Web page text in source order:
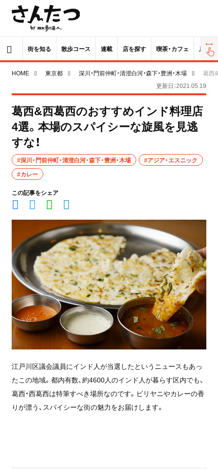
街を知る 散歩コース 連載 店を探す 喫茶・カフェ 居酒屋
HOME 東京都 深川・門前仲町・清澄白河・森下・豊洲・木場
葛西
更新日：2021.05.19
葛西&西葛西のおすすめインド料理店
4選。本場のスパイシーな旋風を見逃
すな！
#深川・門前仲町・清澄白河・森下・豊洲・木場
#アジア・エスニック
#カレー
この記事をシェア
江戸川区議会議員にインド人が当選したというニュースもあっ
たこの地域。都内有数、約4600人のインド人が暮らす区内でも、
葛西・西葛西は特筆すべき場所なのです。ビリヤニやカレーの香
りが漂う、スパイシーな街の魅力をお届けします。